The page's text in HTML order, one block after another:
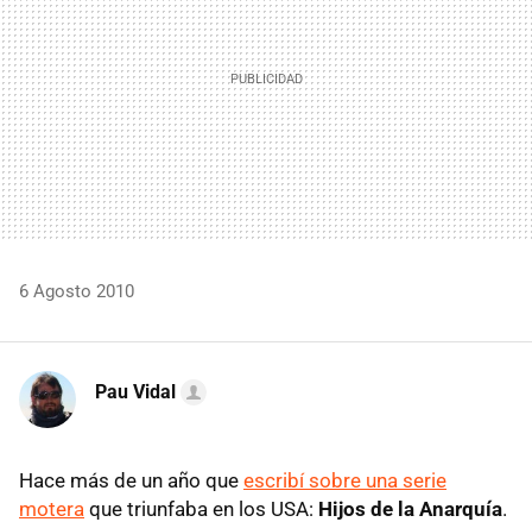
6 Agosto 2010
Pau Vidal
Hace más de un año que escribí sobre una serie
motera que triunfaba en los USA: Hijos de la Anarquía.